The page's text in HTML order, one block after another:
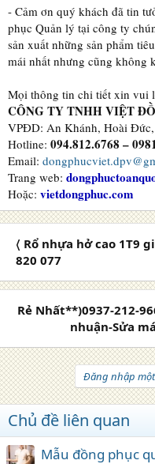
- Cảm ơn quý khách đã tin
phục Quản lý tại công ty
sản xuất những sản phẩm
mái nhất nhưng cũng không
Mọi thông tin chi tiết xin vui
CÔNG TY TNHH VIỆT
VPĐD: An Khánh, Hoài
Hotline: 094.812.6768 –
Email:
Trang web:
Hoặc: vietdongphuc.com
〈 Rổ nhựa hở cao 1T9
820 077
Rẻ Nhất**)0937-212-
nhuận-Sửa
Đăng nhập
Chủ đề liên quan
Mẫu đồng phục